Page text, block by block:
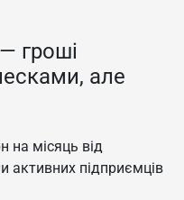
гроші
але
на місяць від
активних підприємців